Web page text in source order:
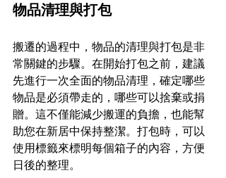
物品清理與打包
搬遷的過程中，物品的清理與打包是非
常關鍵的步驟。在開始打包之前，建議
先進行一次全面的物品清理，確定哪些
物品是必須帶走的，哪些可以捨棄或捐
贈。這不僅能減少搬運的負擔，也能幫
助您在新居中保持整潔。打包時，可以
使用標籤來標明每個箱子的內容，方便
日後的整理。